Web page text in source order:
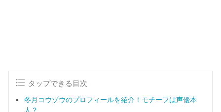
タップできる目次
冬月コウゾウのプロフィールを紹介！モチーフは声優本
人？